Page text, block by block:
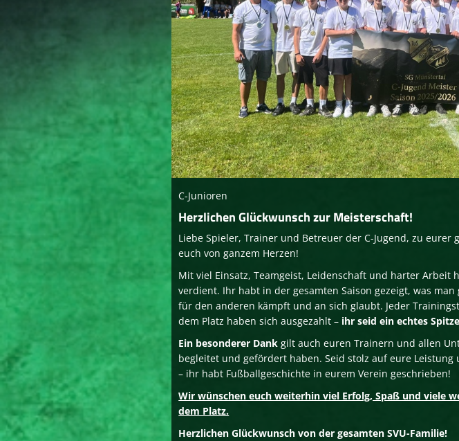
C-Junioren
Herzlichen Glückwunsch zur Meisterschaft!
Liebe Spieler, Trainer und Betreuer der C-Jugend, zu
euch von ganzem Herzen!
Mit viel Einsatz, Teamgeist, Leidenschaft und harter Arbeit
verdient. Ihr habt in der gesamten Saison gezeigt, was
für den anderen kämpft und an sich glaubt. Jeder
dem Platz haben sich ausgezahlt – ihr seid ein echtes
Ein besonderer Dank gilt auch euren Trainern und allen
begleitet und gefördert haben. Seid stolz auf eure
– ihr habt Fußballgeschichte in eurem Verein geschrieben!
Wir wünschen euch weiterhin viel Erfolg, Spaß und viele
dem Platz.
Herzlichen Glückwunsch von der gesamten SVU-Familie!